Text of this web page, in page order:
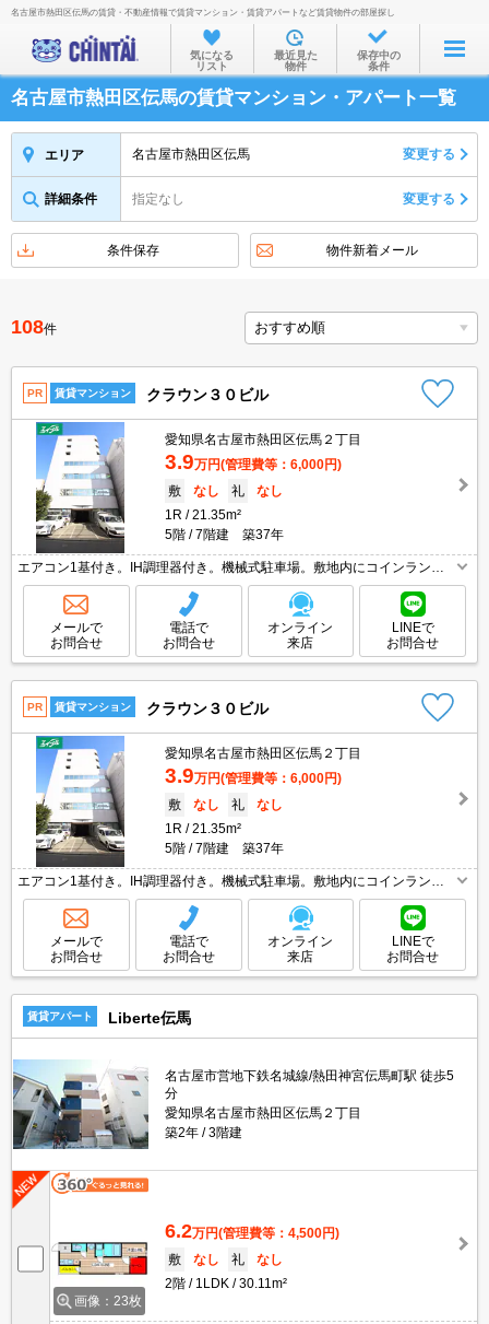
お部屋を探す
沿線・駅から
住所から
家賃相場から
物件特集から
不動産会社から
TOP
名古屋市熱田区伝馬の賃貸・不動産情報で賃貸マンション・賃貸アパートなど賃貸物件の部屋探し
気になる
リスト
最近見た
物件
保存中の
条件
名古屋市熱田区伝馬の賃貸マンション・アパート一覧
エリア 名古屋市熱田区伝馬 変更する
詳細条件 指定なし 変更する
条件保存 物件新着メール
108件
PR 賃貸マンション クラウン３０ビル
愛知県名古屋市熱田区伝馬２丁目
3.9万円(管理費等：6,000円)
敷
なし 礼
なし
1R
21.35m²
5階
7階建 築37年
エアコン1基付き。IH調理器付き。機械式駐車場。敷地内にコインランド
リーあり。初期費用・家賃カード払い可。退去時、ルームクリーニング料
金55,000円。引越指定業者あり。
メールで
お問合せ
電話で
お問合せ
オンライン
来店
LINEで
お問合せ
PR 賃貸マンション クラウン３０ビル
愛知県名古屋市熱田区伝馬２丁目
3.9万円(管理費等：6,000円)
敷
なし 礼
なし
1R
21.35m²
5階
7階建 築37年
エアコン1基付き。IH調理器付き。機械式駐車場。敷地内にコインランド
リーあり。初期費用・家賃カード払い可。退去時、ルームクリーニング料
金55,000円。引越指定業者あり。
メールで
お問合せ
電話で
お問合せ
オンライン
来店
LINEで
お問合せ
賃貸アパート Liberte伝馬
名古屋市営地下鉄名城線/熱田神宮伝馬町駅 徒歩5
分
愛知県名古屋市熱田区伝馬２丁目
築2年
3階建
画像：23枚
6.2万円(管理費等：4,500円)
敷
なし 礼
なし
2階
1LDK 30.11m²